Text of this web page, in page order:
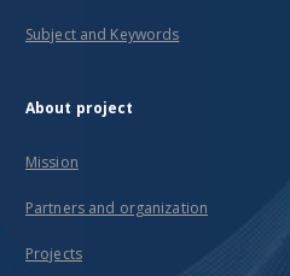
Subject and Keywords
About project
Mission
Partners and organization
Projects